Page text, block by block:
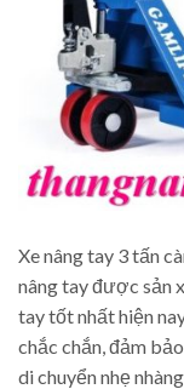
Xe nâng tay 3 tấn
nâng tay được sản
tay tốt nhất hiện
chắc chắn, đảm
di chuyển nhẹ